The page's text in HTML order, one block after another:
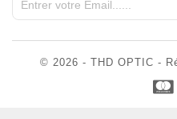
© 2026 - THD OPTIC -